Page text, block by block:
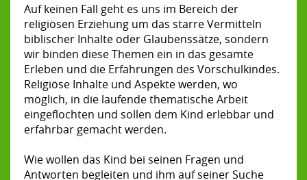
FÖRDERVEREIN
SPRECHZEITEN
ANMELDUNG
KONTAKT
Auf keinen Fall geht es uns im Bereich der
religiösen Erziehung um das starre Vermitteln
biblischer Inhalte oder Glaubenssätze, sondern
wir binden diese Themen ein in das gesamte
Erleben und die Erfahrungen des Vorschulkindes.
Religiöse Inhalte und Aspekte werden, wo
möglich, in die laufende thematische Arbeit
eingeflochten und sollen dem Kind erlebbar und
erfahrbar gemacht werden.
Wie wollen das Kind bei seinen Fragen und
Antworten begleiten und ihm auf seiner Suche